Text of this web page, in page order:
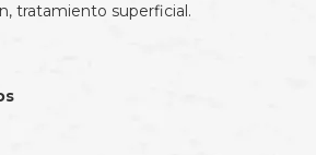
tratamiento superficial.